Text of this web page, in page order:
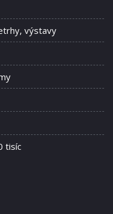
výstavy
tisíc